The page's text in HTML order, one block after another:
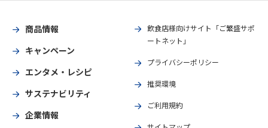
商品情報
キャンペーン
エンタメ・レシピ
サステナビリティ
企業情報
飲食店様向けサイト「ご繁盛サポ
ートネット」
プライバシーポリシー
推奨環境
ご利用規約